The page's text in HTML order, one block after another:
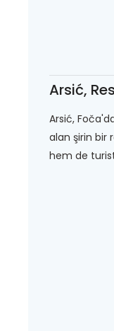
Arsić,
Arsić,
alan şirin bir
hem de